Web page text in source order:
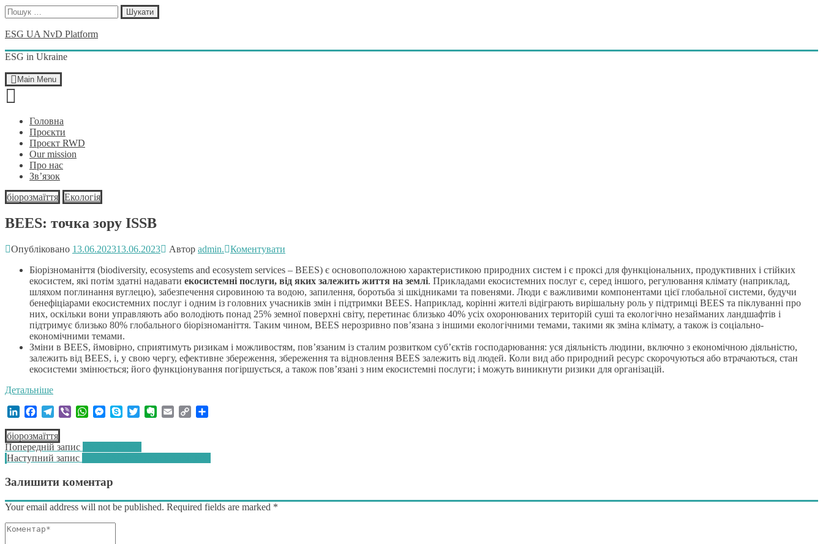
Пошук:
to
ESG UA NvD Platform
ESG in Ukraine
Main Menu
Головна
Проєкти
Проєкт RWD
Our mission
Про нас
Зв’язок
біорозмаїття Екологія
BEES: точка зору ISSB
Опубліковано 13.06.202313.06.2023 Автор admin.
Коментувати
Біорізноманіття (biodiversity, ecosystems and ecosystem services – BEES) є основоположною характеристикою природних систем і є проксі для функціональних, продуктивних і стійких
екосистем, які потім здатні надавати екосистемні послуги, від яких залежить життя на землі. Прикладами екосистемних послуг є, серед іншого, регулювання клімату (наприклад,
шляхом поглинання вуглецю), забезпечення сировиною та водою, запилення, боротьба зі шкідниками та повенями. Люди є важливими компонентами цієї глобальної системи, будучи
бенефіціарами екосистемних послуг і одним із головних учасників змін і підтримки BEES. Наприклад, корінні жителі відіграють вирішальну роль у підтримці BEES та піклуванні про
них, оскільки вони управляють або володіють понад 25% земної поверхні світу, перетинає близько 40% усіх охоронюваних територій суші та екологічно незайманих ландшафтів і
підтримує близько 80% глобального біорізноманіття. Таким чином, BEES нерозривно пов’язана з іншими екологічними темами, такими як зміна клімату, а також із соціально-
економічними темами.
Зміни в BEES, ймовірно, сприятимуть ризикам і можливостям, пов’язаним із сталим розвитком суб’єктів господарювання: уся діяльність людини, включно з економічною діяльністю,
залежить від BEES, і, у свою чергу, ефективне збереження, збереження та відновлення BEES залежить від людей. Коли вид або природний ресурс скорочуються або втрачаються, стан
екосистеми змінюється; його функціонування погіршується, а також пов’язані з ним екосистемні послуги; і можуть виникнути ризики для організацій.
Детальніше
LinkedInFacebookTelegram
Viber WhatsAppMessenger
SkypeTwitterEvernote
Email Copy
біорозмаїття
Навігація
записів
Попередній запис
Наступний запис
Залишити коментар
Your email address will not be published. Required fields are marked *
Коментар*